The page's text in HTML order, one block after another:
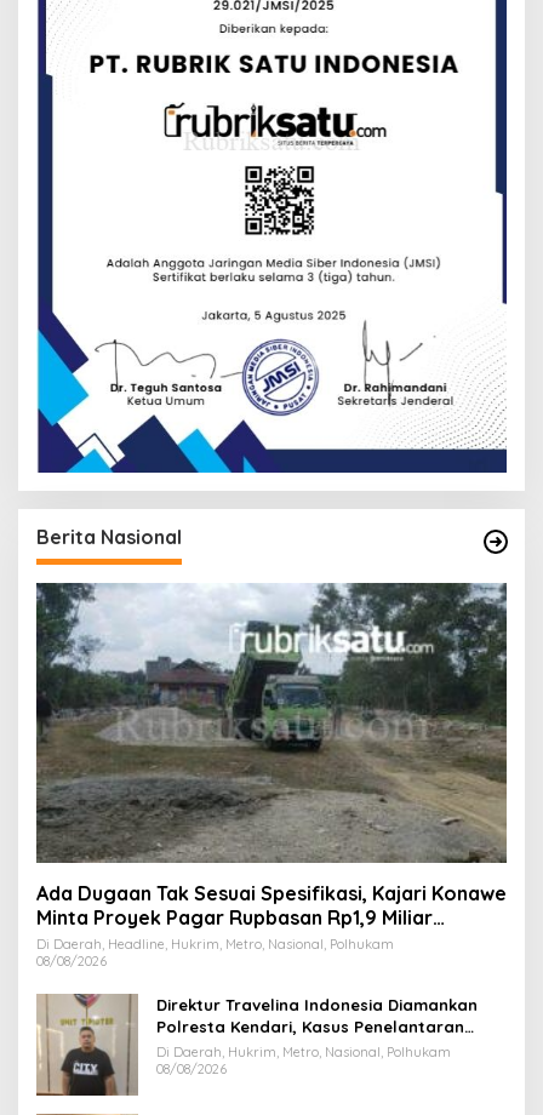
Berita Nasional
Ada Dugaan Tak Sesuai Spesifikasi, Kajari Konawe
Minta Proyek Pagar Rupbasan Rp1,9 Miliar
Dihentikan
Di Daerah, Headline, Hukrim, Metro, Nasional, Polhukam
08/08/2026
Direktur Travelina Indonesia Diamankan
Polresta Kendari, Kasus Penelantaran
Jemaah Umrah Masuk Babak Baru
Di Daerah, Hukrim, Metro, Nasional, Polhukam
08/08/2026